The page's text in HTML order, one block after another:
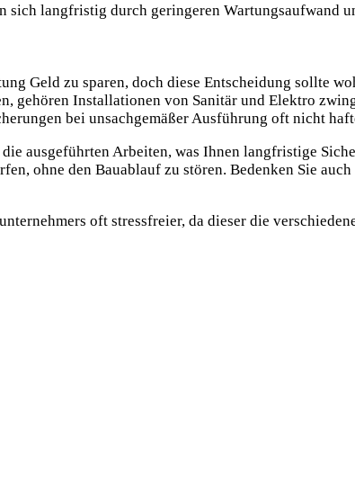
langfristig durch geringeren Wartungsaufwand
Geld zu sparen, doch diese Entscheidung sollte
gehören Installationen von Sanitär und Elektro
bei unsachgemäßer Ausführung oft nicht
ausgeführten Arbeiten, was Ihnen langfristige
ohne den Bauablauf zu stören. Bedenken Sie
oft stressfreier, da dieser die